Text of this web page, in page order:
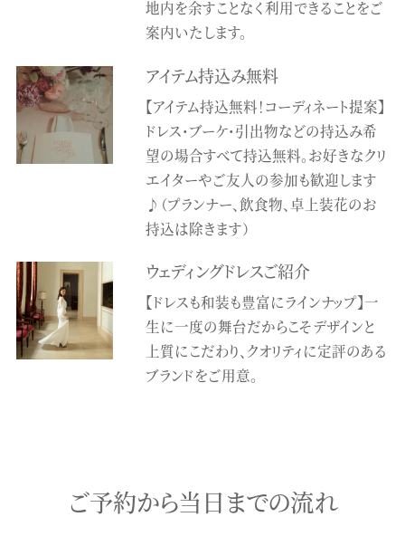
地内を余すことなく利用できることをご
案内いたします。
アイテム持込み無料
【アイテム持込無料！コーディネート提案】
ドレス・ブーケ・引出物などの持込み希
望の場合すべて持込無料。お好きなクリ
エイターやご友人の参加も歓迎します
♪（プランナー、飲食物、卓上装花のお
持込は除きます）
ウェディングドレスご紹介
【ドレスも和装も豊富にラインナップ】一
生に一度の舞台だからこそデザインと
上質にこだわり、クオリティに定評のある
ブランドをご用意。
ご予約から当日までの流れ